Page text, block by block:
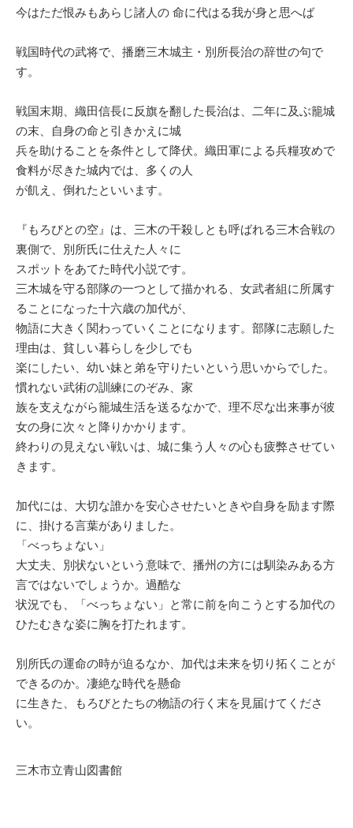
今はただ恨みもあらじ諸人の 命に代はる我が身と思へば
戦国時代の武将で、播磨三木城主・別所長治の辞世の句で
す。
戦国末期、織田信長に反旗を翻した長治は、二年に及ぶ籠城
の末、自身の命と引きかえに城
兵を助けることを条件として降伏。織田軍による兵糧攻めで
食料が尽きた城内では、多くの人
が飢え、倒れたといいます。
『もろびとの空』は、三木の干殺しとも呼ばれる三木合戦の
裏側で、別所氏に仕えた人々に
スポットをあてた時代小説です。
三木城を守る部隊の一つとして描かれる、女武者組に所属す
ることになった十六歳の加代が、
物語に大きく関わっていくことになります。部隊に志願した
理由は、貧しい暮らしを少しでも
楽にしたい、幼い妹と弟を守りたいという思いからでした。
慣れない武術の訓練にのぞみ、家
族を支えながら籠城生活を送るなかで、理不尽な出来事が彼
女の身に次々と降りかかります。
終わりの見えない戦いは、城に集う人々の心も疲弊させてい
きます。
加代には、大切な誰かを安心させたいときや自身を励ます際
に、掛ける言葉がありました。
「べっちょない」
大丈夫、別状ないという意味で、播州の方には馴染みある方
言ではないでしょうか。過酷な
状況でも、「べっちょない」と常に前を向こうとする加代の
ひたむきな姿に胸を打たれます。
別所氏の運命の時が迫るなか、加代は未来を切り拓くことが
できるのか。凄絶な時代を懸命
に生きた、もろびとたちの物語の行く末を見届けてくださ
い。
三木市立青山図書館